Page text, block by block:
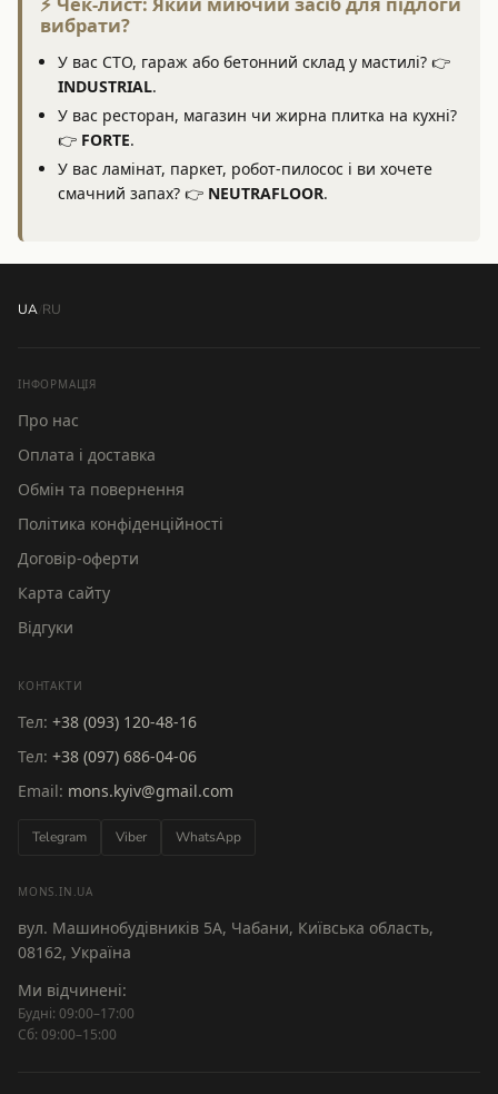
вибрати?
У вас СТО, гараж або бетонний склад у мастилі? 👉
INDUSTRIAL.
У вас ресторан, магазин чи жирна плитка на кухні?
👉 FORTE.
У вас ламінат, паркет, робот-пилосос і ви хочете
смачний запах? 👉 NEUTRAFLOOR.
UA RU
ІНФОРМАЦІЯ
Про нас
Оплата і доставка
Обмін та повернення
Політика конфіденційності
Договір-оферти
Карта сайту
Відгуки
КОНТАКТИ
Тел: +38 (093) 120-48-16
Тел: +38 (097) 686-04-06
Email: mons.kyiv@gmail.com
Telegram Viber WhatsApp
MONS.IN.UA
вул. Машинобудівників 5А, Чабани, Київська область,
08162, Україна
Ми відчинені:
Будні: 09:00–17:00
Сб: 09:00–15:00